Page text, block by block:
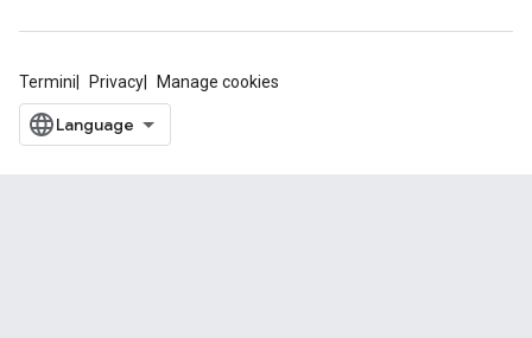
Termini Privacy Manage cookies